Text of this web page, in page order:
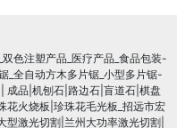
双色注塑产品_医疗产品_食品包装-
_全自动方木多片锯_小型多片锯-
成品|机刨石|路边石|盲道石|棋盘
火烧板|珍珠花毛光板_招远市宏
型激光切割|兰州大功率激光切割|